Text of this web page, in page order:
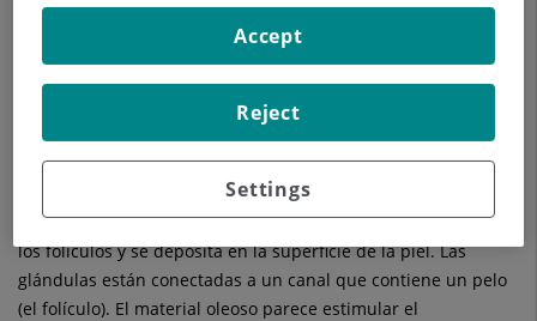
producen la grasa de la piel se agranden, un fenómeno que
se observa en áreas donde el acné es más común (la cara, la
parte superior de la espalda y el pecho). La afección es
activada por hormonas de tipo masculino, presentes tanto en
varones como en mujeres.
Las glándulas sebáceas producen una sustancia oleosa,
denominada sebo, que se vacía a través de las aberturas de
los folículos y se deposita en la superficie de la piel. Las
glándulas están conectadas a un canal que contiene un pelo
(el folículo). El material oleoso parece estimular el
Settings
Reject
Accept